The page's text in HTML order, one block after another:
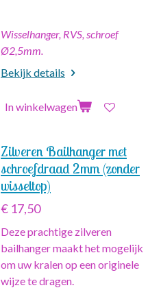
Wisselhanger, RVS, schroef
Ø2,5mm.
Bekijk details
In winkelwagen
Zilveren Bailhanger met
schroefdraad 2mm (zonder
wisseltop)
€ 17,50
Deze prachtige zilveren
bailhanger maakt het mogelijk
om uw kralen op een originele
wijze te dragen.